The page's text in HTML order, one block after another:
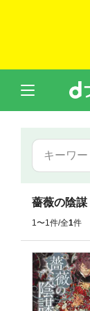
薔薇の陰謀
1〜1件/全1件